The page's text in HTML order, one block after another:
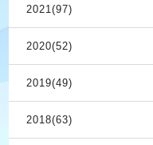
2021(97)
2020(52)
2019(49)
2018(63)